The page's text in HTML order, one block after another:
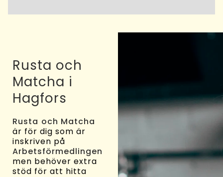
Rusta och
Matcha i
Hagfors
Rusta och Matcha
är för dig som är
inskriven på
Arbetsförmedlingen
men behöver extra
stöd för att hitta